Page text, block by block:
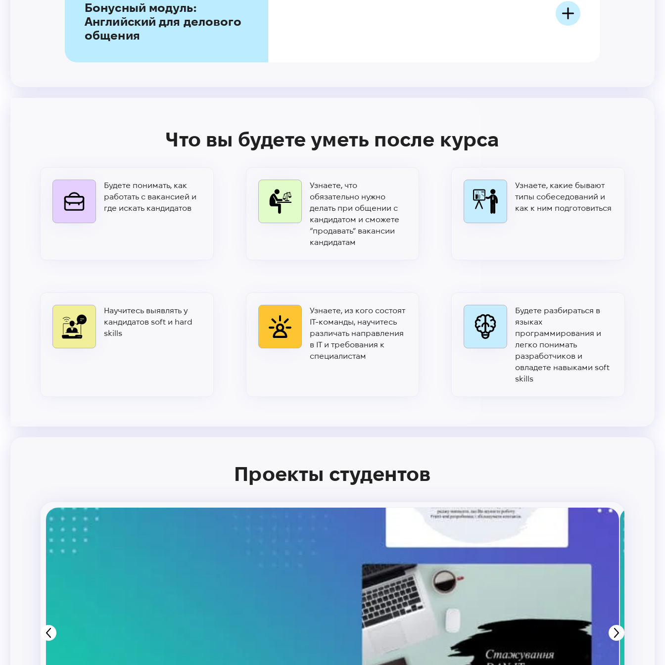
Бонусный модуль:
Английский для делового
общения
Что вы будете уметь после курса
Будете понимать, как
работать с вакансией и
где искать кандидатов
Узнаете, что
обязательно нужно
делать при общении с
кандидатом и сможете
“продавать” вакансии
кандидатам
Узнаете, какие бывают
типы собеседований и
как к ним подготовиться
Научитесь выявлять у
кандидатов soft и hard
skills
Узнаете, из кого состоят
IT-команды, научитесь
различать направления
в IT и требования к
специалистам
Будете разбираться в
языках
программирования и
легко понимать
разработчиков и
овладете навыками soft
skills
Проекты студентов